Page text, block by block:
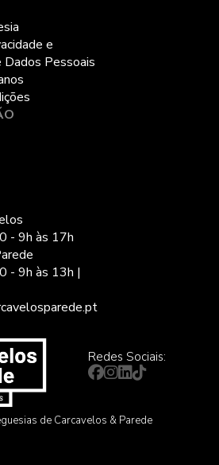
e
Pessoais
- 9h às 17h
- 9h às 13h |
de Carcavelos & Parede
Redes Sociais: